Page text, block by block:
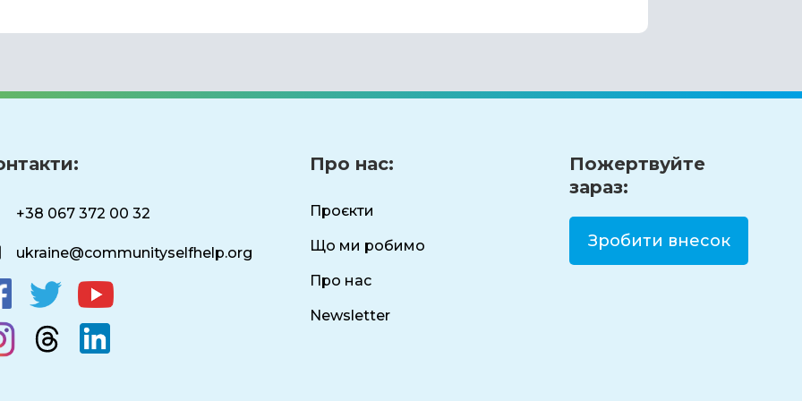
+38 067 372 00 32
ukraine@communityselfhelp.org
Про нас:
Проєкти
Що ми робимо
Про нас
Newsletter
Пожертвуйте
зараз:
Зробити внесок